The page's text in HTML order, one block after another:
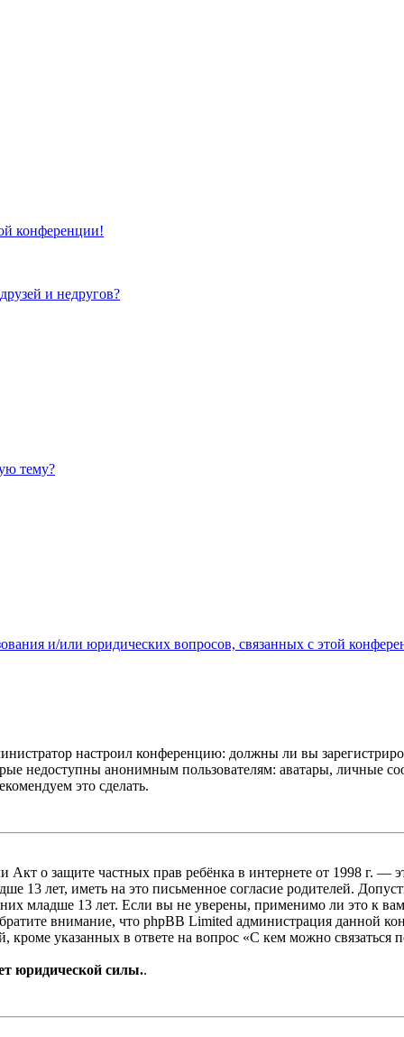
конференции!
и недругов?
тему?
и/или юридических вопросов, связанных с этой
настроил конференцию: должны ли вы
недоступны анонимным пользователям: аватары, личные
это сделать.
Акт о защите частных прав ребёнка в интернете от 1998 г.
13 лет, иметь на это письменное согласие родителей.
младше 13 лет. Если вы не уверены, применимо ли это к
внимание, что phpBB Limited администрация данной
указанных в ответе на вопрос «С кем можно связаться
юридической силы..